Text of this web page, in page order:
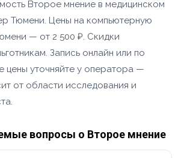
Второе мнение в медицинском
Тюмени. Цены на компьютерную
— от 2 500 ₽. Скидки
Запись онлайн или по
цены уточняйте у оператора —
от области исследования и
вопросы о Второе мнение